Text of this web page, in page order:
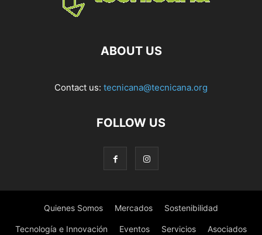
ABOUT US
Contact us: tecnicana@tecnicana.org
FOLLOW US
Quienes Somos Mercados Sostenibilidad
Tecnología e Innovación Eventos Servicios Asociados